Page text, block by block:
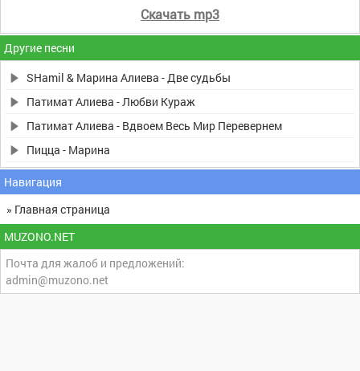
Скачать mp3
Другие песни
SHamil & Марина Алиева - Две судьбы
Патимат Алиева - Любви Кураж
Патимат Алиева - Вдвоем Весь Мир Перевернем
Пицца - Марина
Навигация
» Главная страница
MUZONO.NET
Почта для жалоб и предложений:
admin@muzono.net